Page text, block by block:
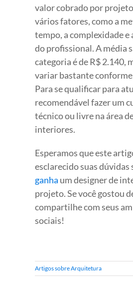
valor cobrado por
vários fatores, como a
tempo, a complexidade e
do profissional. A média
categoria é de R$ 2.140,
variar bastante
Para se qualificar para
recomendável fazer um
técnico ou livre na área
interiores.
Esperamos que este
esclarecido suas dúvidas
ganha um designer de
projeto. Se você gostou
compartilhe com seus
sociais!
Artigos sobre Arquitetura